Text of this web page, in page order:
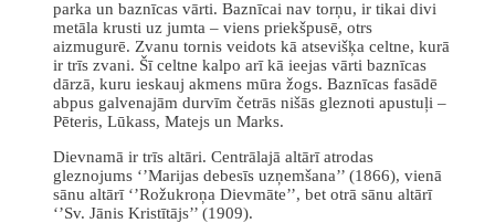
parka un baznīcas vārti. Baznīcai nav torņu, ir tikai divi
metāla krusti uz jumta – viens priekšpusē, otrs
aizmugurē. Zvanu tornis veidots kā atsevišķa celtne, kurā
ir trīs zvani. Šī celtne kalpo arī kā ieejas vārti baznīcas
dārzā, kuru ieskauj akmens mūra žogs. Baznīcas fasādē
abpus galvenajām durvīm četrās nišās gleznoti apustuļi –
Pēteris, Lūkass, Matejs un Marks.
Dievnamā ir trīs altāri. Centrālajā altārī atrodas
gleznojums ‘’Marijas debesīs uzņemšana’’ (1866), vienā
sānu altārī ‘’Rožukroņa Dievmāte’’, bet otrā sānu altārī
‘’Sv. Jānis Kristītājs’’ (1909).